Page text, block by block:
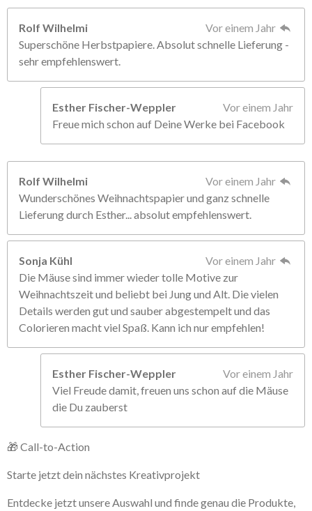
Rolf Wilhelmi
Vor einem Jahr
Superschöne Herbstpapiere. Absolut schnelle Lieferung -
sehr empfehlenswert.
Esther Fischer-Weppler
Vor einem Jahr
Freue mich schon auf Deine Werke bei Facebook
Rolf Wilhelmi
Vor einem Jahr
Wunderschönes Weihnachtspapier und ganz schnelle
Lieferung durch Esther... absolut empfehlenswert.
Sonja Kühl
Vor einem Jahr
Die Mäuse sind immer wieder tolle Motive zur
Weihnachtszeit und beliebt bei Jung und Alt. Die vielen
Details werden gut und sauber abgestempelt und das
Colorieren macht viel Spaß. Kann ich nur empfehlen!
Esther Fischer-Weppler
Vor einem Jahr
Viel Freude damit, freuen uns schon auf die Mäuse
die Du zauberst
🎁 Call-to-Action
Starte jetzt dein nächstes Kreativprojekt
Entdecke jetzt unsere Auswahl und finde genau die Produkte,